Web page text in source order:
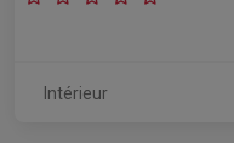
Intérieur